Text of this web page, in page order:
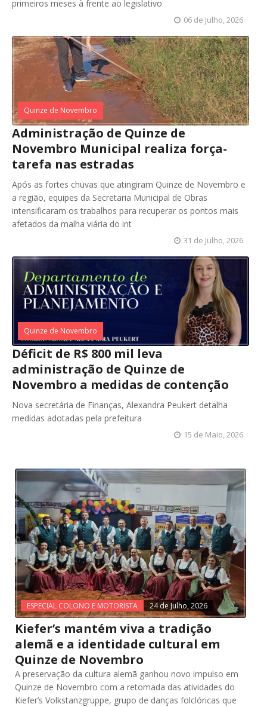
primeiros meses à frente ao legislativo
06 de Julho, 2026
Quinze de Novembro
Administração de Quinze de
Novembro Municipal realiza força-
tarefa nas estradas
Após as fortes chuvas que atingiram Quinze de Novembro e
a região, equipes da Secretaria Municipal de Obras
intensificaram os trabalhos para recuperar os pontos mais
afetados da malha viária do int
31 de Julho, 2026
Quinze de Novembro
Déficit de R$ 800 mil leva
administração de Quinze de
Novembro a medidas de contenção
Nova secretária de Finanças, Alexandra Peukert detalha
medidas adotadas pela prefeitura
15 de Maio, 2026
ESPECIAL COLONO E MOTORISTA 24 de Julho, 2026
Kiefer’s mantém viva a tradição
alemã e a identidade cultural em
Quinze de Novembro
A preservação da cultura alemã ganhou novo impulso em
Quinze de Novembro com a retomada das atividades do
Kiefer’s Volkstanzgruppe, grupo de danças folclóricas que